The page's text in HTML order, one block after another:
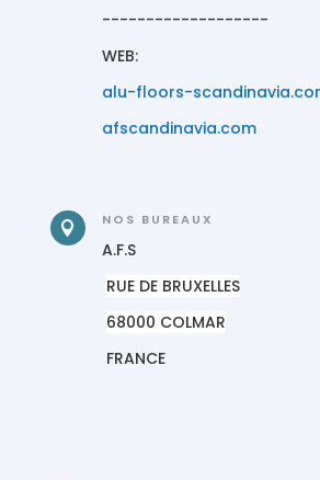
-------------------
WEB:
alu-floors-
afscandinavia.com
 NOS BUREAUX
A.F.S
RUE DE BRUXELLES
68000 COLMAR
FRANCE